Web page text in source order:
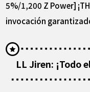
5%/1,200 Z Power]
invocación
LL Jiren: ¡Todo